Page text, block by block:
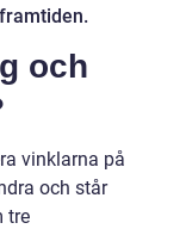
och
vinklarna på
och står
tre